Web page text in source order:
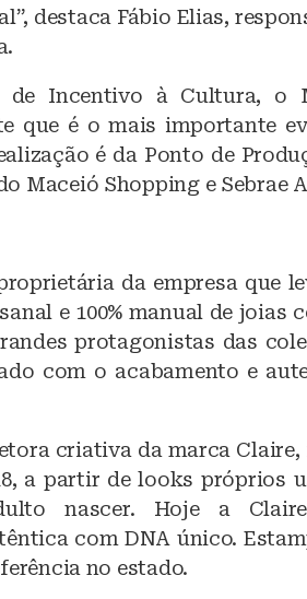
destaca Fábio Elias,
Incentivo à Cultura, o
que é o mais importante
é da Ponto de
Maceió Shopping e Sebrae
da empresa que
e 100% manual de joias
protagonistas das
com o acabamento e
criativa da marca Claire,
a partir de looks próprios
nascer. Hoje a
com DNA único.
no estado.